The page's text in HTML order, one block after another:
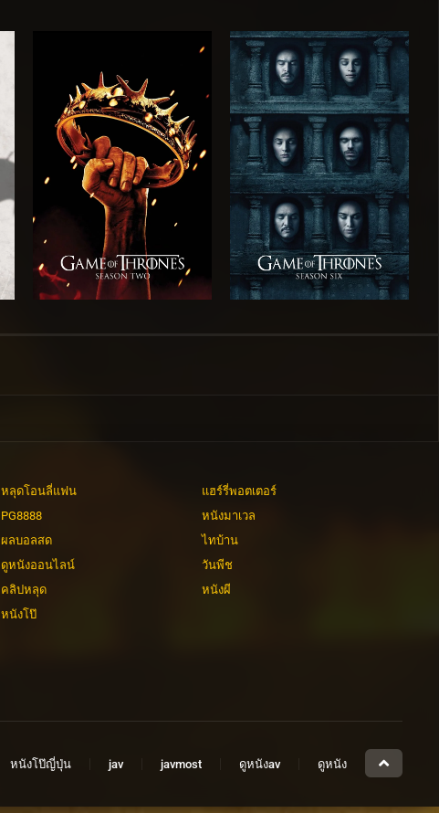
หลุดโอนลี่แฟน
PG8888
ผลบอลสด
ดูหนังออนไลน์
คลิปหลุด
หนังโป๊
แฮร์รี่พอตเตอร์
หนังมาเวล
ไทบ้าน
วันพีช
หนังผี
หนังโป๊ญี่ปุ่น jav javmost ดูหนังav ดูหนัง